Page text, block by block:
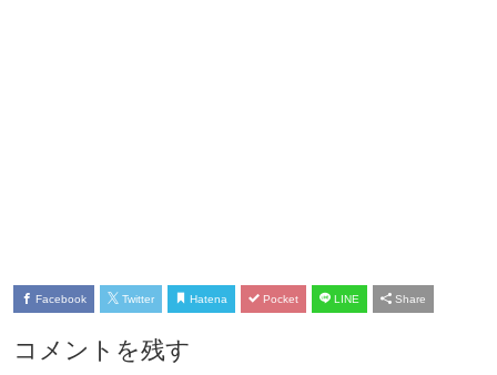
Facebook Twitter Hatena Pocket LINE Share
コメントを残す